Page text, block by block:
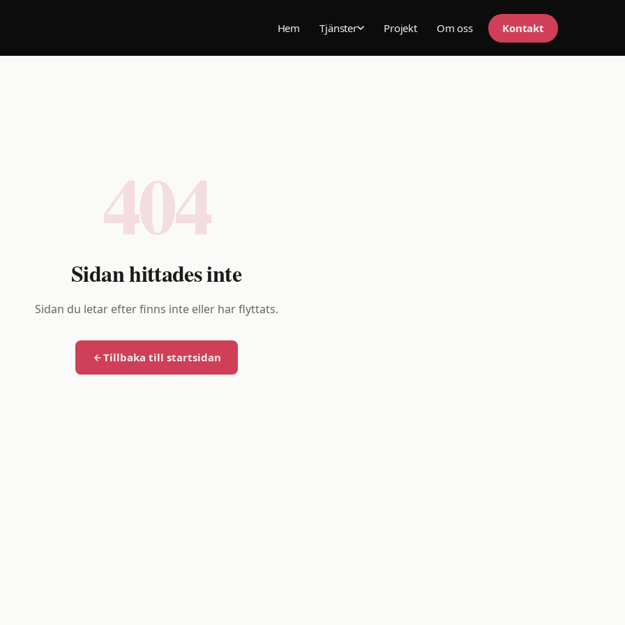
Hem Tjänster Projekt Om oss Kontakt
404
Sidan hittades inte
Sidan du letar efter finns inte eller har flyttats.
Tillbaka till startsidan